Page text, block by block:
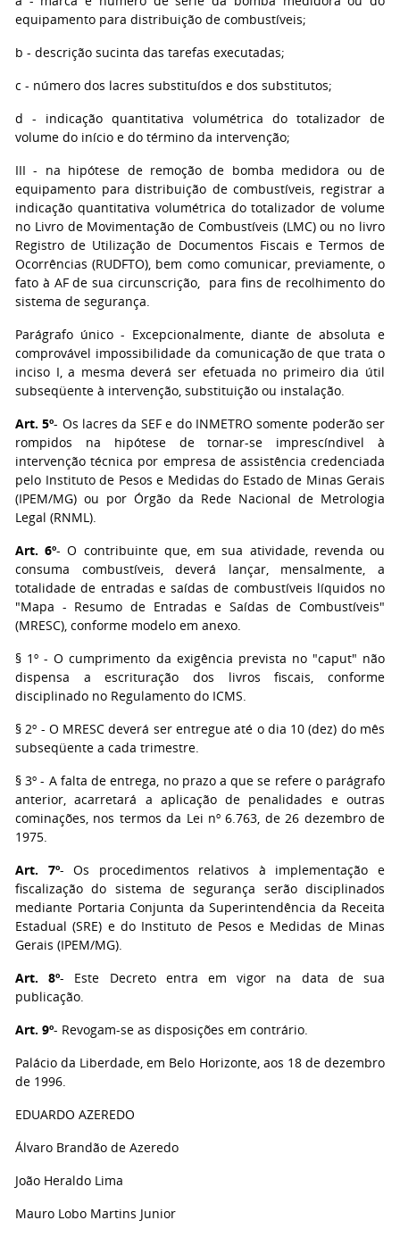
equipamento para distribuição de combustíveis;
b - descrição sucinta das tarefas executadas;
c - número dos lacres substituídos e dos substitutos;
d - indicação quantitativa volumétrica do totalizador de
volume do início e do término da intervenção;
III - na hipótese de remoção de bomba medidora ou de
equipamento para distribuição de combustíveis, registrar a
indicação quantitativa volumétrica do totalizador de volume
no Livro de Movimentação de Combustíveis (LMC) ou no livro
Registro de Utilização de Documentos Fiscais e Termos de
Ocorrências (RUDFTO), bem como comunicar, previamente, o
fato à AF de sua circunscrição, para fins de recolhimento do
sistema de segurança.
Parágrafo único - Excepcionalmente, diante de absoluta e
comprovável impossibilidade da comunicação de que trata o
inciso I, a mesma deverá ser efetuada no primeiro dia útil
subseqüente à intervenção, substituição ou instalação.
Art. 5º- Os lacres da SEF e do INMETRO somente poderão ser
rompidos na hipótese de tornar-se imprescíndivel à
intervenção técnica por empresa de assistência credenciada
pelo Instituto de Pesos e Medidas do Estado de Minas Gerais
(IPEM/MG) ou por Órgão da Rede Nacional de Metrologia
Legal (RNML).
Art. 6º- O contribuinte que, em sua atividade, revenda ou
consuma combustíveis, deverá lançar, mensalmente, a
totalidade de entradas e saídas de combustíveis líquidos no
"Mapa - Resumo de Entradas e Saídas de Combustíveis"
(MRESC), conforme modelo em anexo.
§ 1º - O cumprimento da exigência prevista no "caput" não
dispensa a escrituração dos livros fiscais, conforme
disciplinado no Regulamento do ICMS.
§ 2º - O MRESC deverá ser entregue até o dia 10 (dez) do mês
subseqüente a cada trimestre.
§ 3º - A falta de entrega, no prazo a que se refere o parágrafo
anterior, acarretará a aplicação de penalidades e outras
cominações, nos termos da Lei nº 6.763, de 26 dezembro de
1975.
Art. 7º- Os procedimentos relativos à implementação e
fiscalização do sistema de segurança serão disciplinados
mediante Portaria Conjunta da Superintendência da Receita
Estadual (SRE) e do Instituto de Pesos e Medidas de Minas
Gerais (IPEM/MG).
Art. 8º- Este Decreto entra em vigor na data de sua
publicação.
Art. 9º- Revogam-se as disposições em contrário.
Palácio da Liberdade, em Belo Horizonte, aos 18 de dezembro
de 1996.
EDUARDO AZEREDO
Álvaro Brandão de Azeredo
João Heraldo Lima
Mauro Lobo Martins Junior